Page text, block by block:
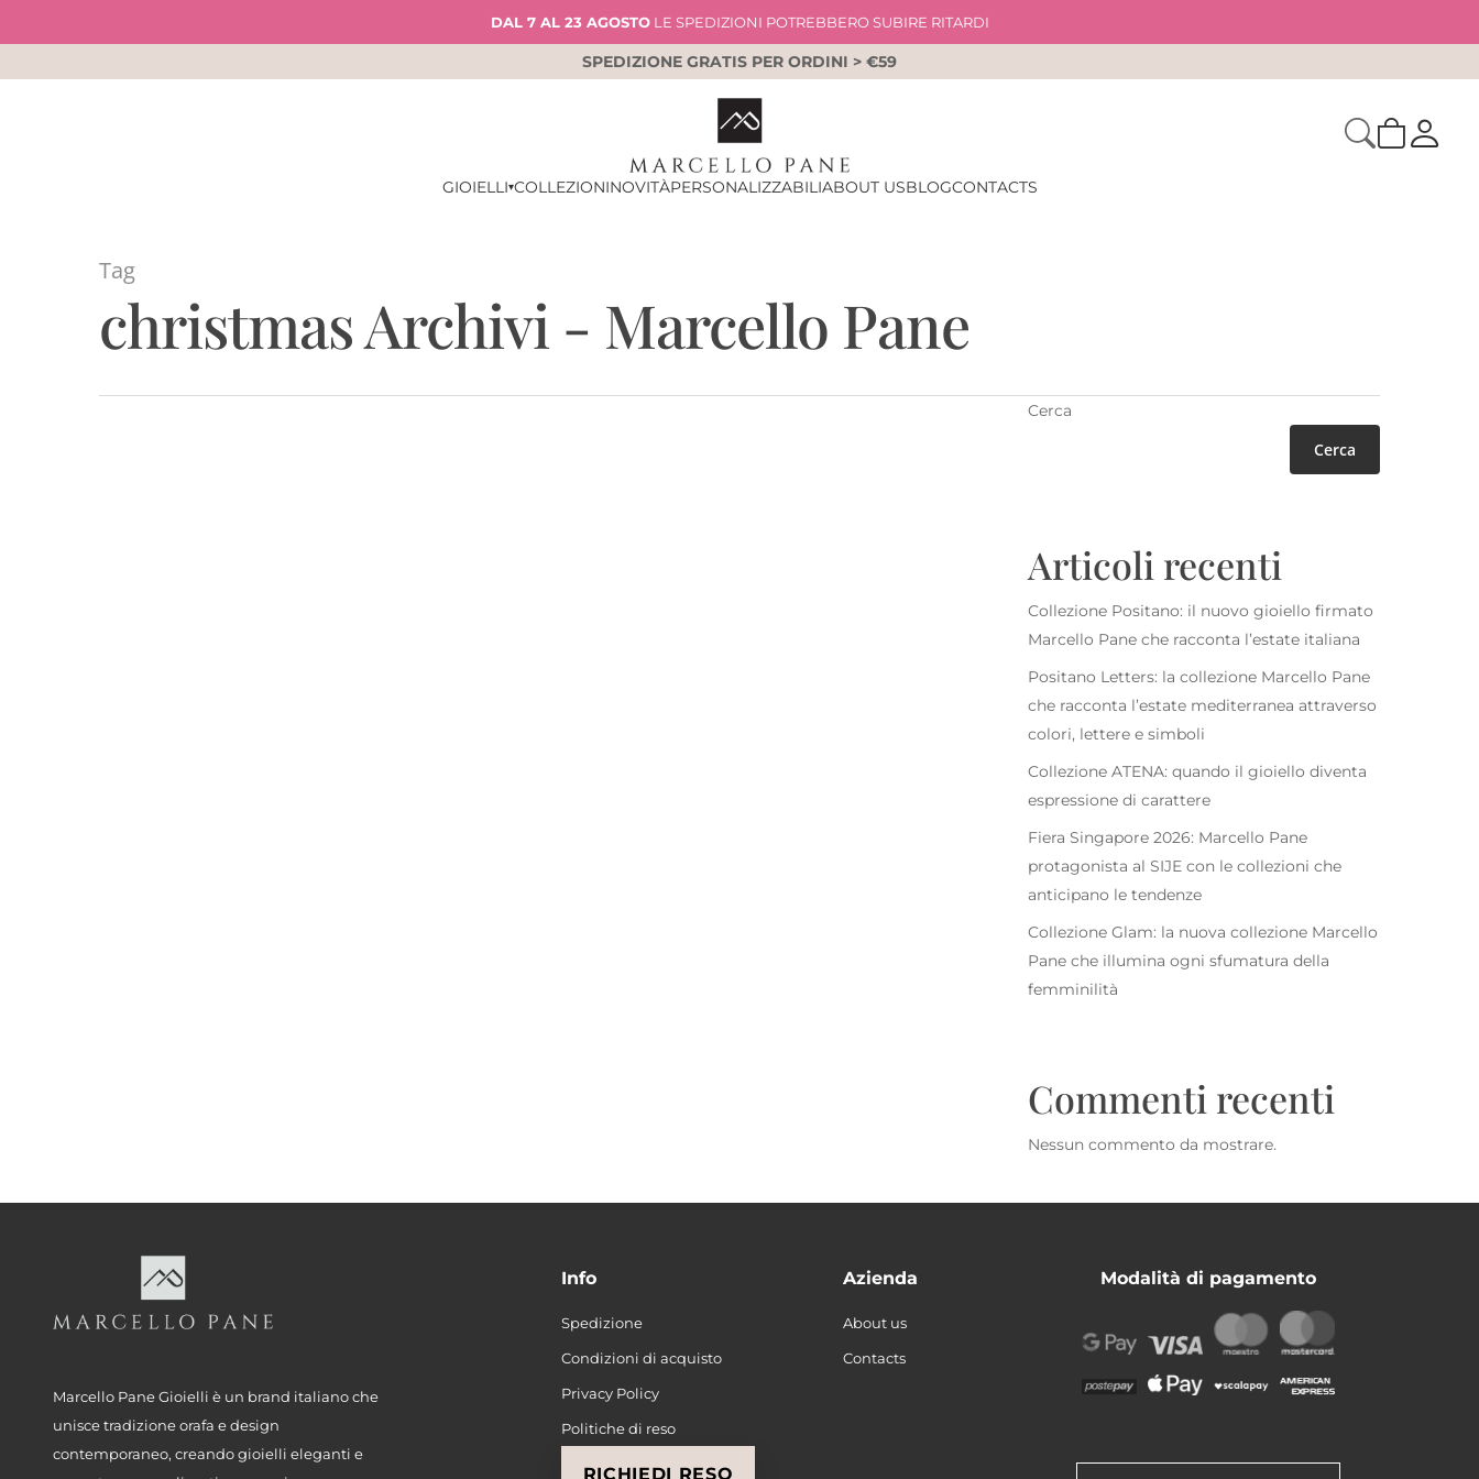
to
DAL 7 AL 23 AGOSTOLE SPEDIZIONI POTREBBERO SUBIRE RITARDI
SPEDIZIONE GRATIS PER ORDINI > €59
GIOIELLI▾COLLEZIONINOVITÀPERSONALIZZABILIABOUT USBLOGCONTACTS
Tag
christmas Archivi - Marcello Pane
Cerca
Cerca
Articoli recenti
Collezione Positano: il nuovo gioiello firmato
Marcello Pane che racconta l’estate italiana
Positano Letters: la collezione Marcello Pane
che racconta l’estate mediterranea attraverso
colori, lettere e simboli
Collezione ATENA: quando il gioiello diventa
espressione di carattere
Fiera Singapore 2026: Marcello Pane
protagonista al SIJE con le collezioni che
anticipano le tendenze
Collezione Glam: la nuova collezione Marcello
Pane che illumina ogni sfumatura della
femminilità
Commenti recenti
Nessun commento da mostrare.
Marcello Pane Gioielli è un brand italiano che
unisce tradizione orafa e design
contemporaneo, creando gioielli eleganti e
Info
Spedizione
Condizioni di acquisto
Privacy Policy
Politiche di reso
RICHIEDI RESO
Azienda
About us
Contacts
Modalità di pagamento